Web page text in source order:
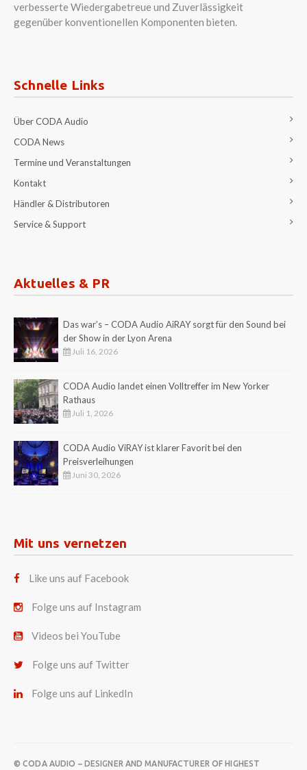
verbesserte Wiedergabetreue und Zuverlässigkeit
gegenüber konventionellen Komponenten bieten.
Schnelle Links
Über CODA Audio
CODA News
Termine und Veranstaltungen
Kontakt
Händler & Distributoren
Service & Support
Aktuelles & PR
Das war’s – CODA Audio AiRAY sorgt für den Sound bei
der Show in der Lyon Arena
Juli 16, 2026
CODA Audio landet einen Volltreffer im New Yorker
Rathaus
Juli 1, 2026
CODA Audio ViRAY ist klarer Favorit bei den
Preisverleihungen
Juni 30, 2026
Mit uns vernetzen
Like uns auf Facebook
Folge uns auf Instagram
Videos bei YouTube
Folge uns auf Twitter
Folge uns auf LinkedIn
© CODA AUDIO – DESIGNER AND MANUFACTURER OF HIGHEST